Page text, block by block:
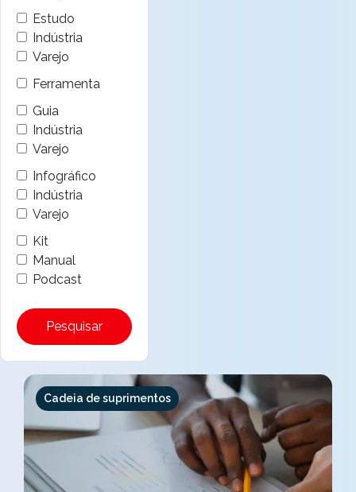
Estudo
Indústria
Varejo
Ferramenta
Guia
Indústria
Varejo
Infográfico
Indústria
Varejo
Kit
Manual
Podcast
Pesquisar
Cadeia de suprimentos